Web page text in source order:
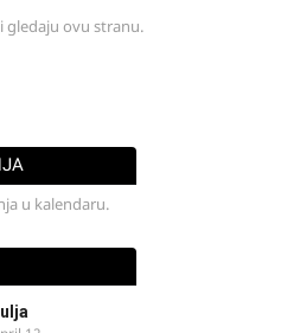
gledaju ovu stranu.
u kalendaru.